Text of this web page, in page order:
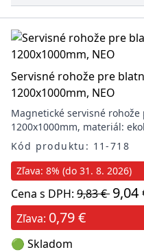
Servisné rohože pre
1200x1000mm, NEO
Magnetické servisné
1200x1000mm, materiál:
Kód produktu: 11-718
Zľava: 8% (do 31. 8. 2026)
Cena s DPH: 9,83 € 9,04
Zľava: 0,79 €
🟢 Skladom